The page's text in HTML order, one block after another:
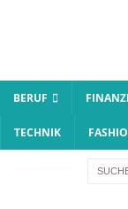
BERUF
TECHNIK